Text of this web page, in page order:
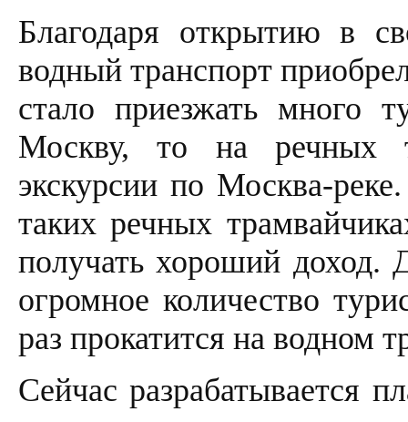
Благодаря открытию в
водный транспорт
стало приезжать много
Москву, то на речных
экскурсии по Москва-
таких речных
получать хороший доход.
огромное количество
раз прокатится на водном
Сейчас разрабатывается